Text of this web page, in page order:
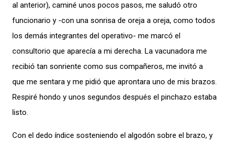
al anterior), caminé unos pocos pasos, me saludó otro
funcionario y -con una sonrisa de oreja a oreja, como todos
los demás integrantes del operativo- me marcó el
consultorio que aparecía a mi derecha. La vacunadora me
recibió tan sonriente como sus compañeros, me invitó a
que me sentara y me pidió que aprontara uno de mis brazos.
Respiré hondo y unos segundos después el pinchazo estaba
listo.
Con el dedo índice sosteniendo el algodón sobre el brazo, y